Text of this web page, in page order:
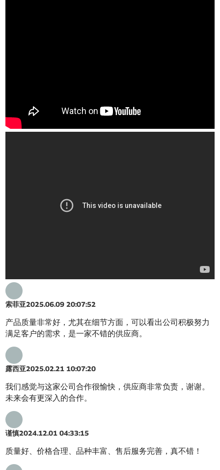
索菲亚2025.06.09 20:07:52
产品质量非常好，尤其在细节方面，可以看出公司积极努力
满足客户的需求，是一家不错的供应商。
露西亚2025.02.21 10:07:20
我们感觉与这家公司合作很愉快，供应商非常负责，谢谢。
未来会有更深入的合作。
谨慎2024.12.01 04:33:15
质量好、价格合理、品种丰富、售后服务完善，真不错！